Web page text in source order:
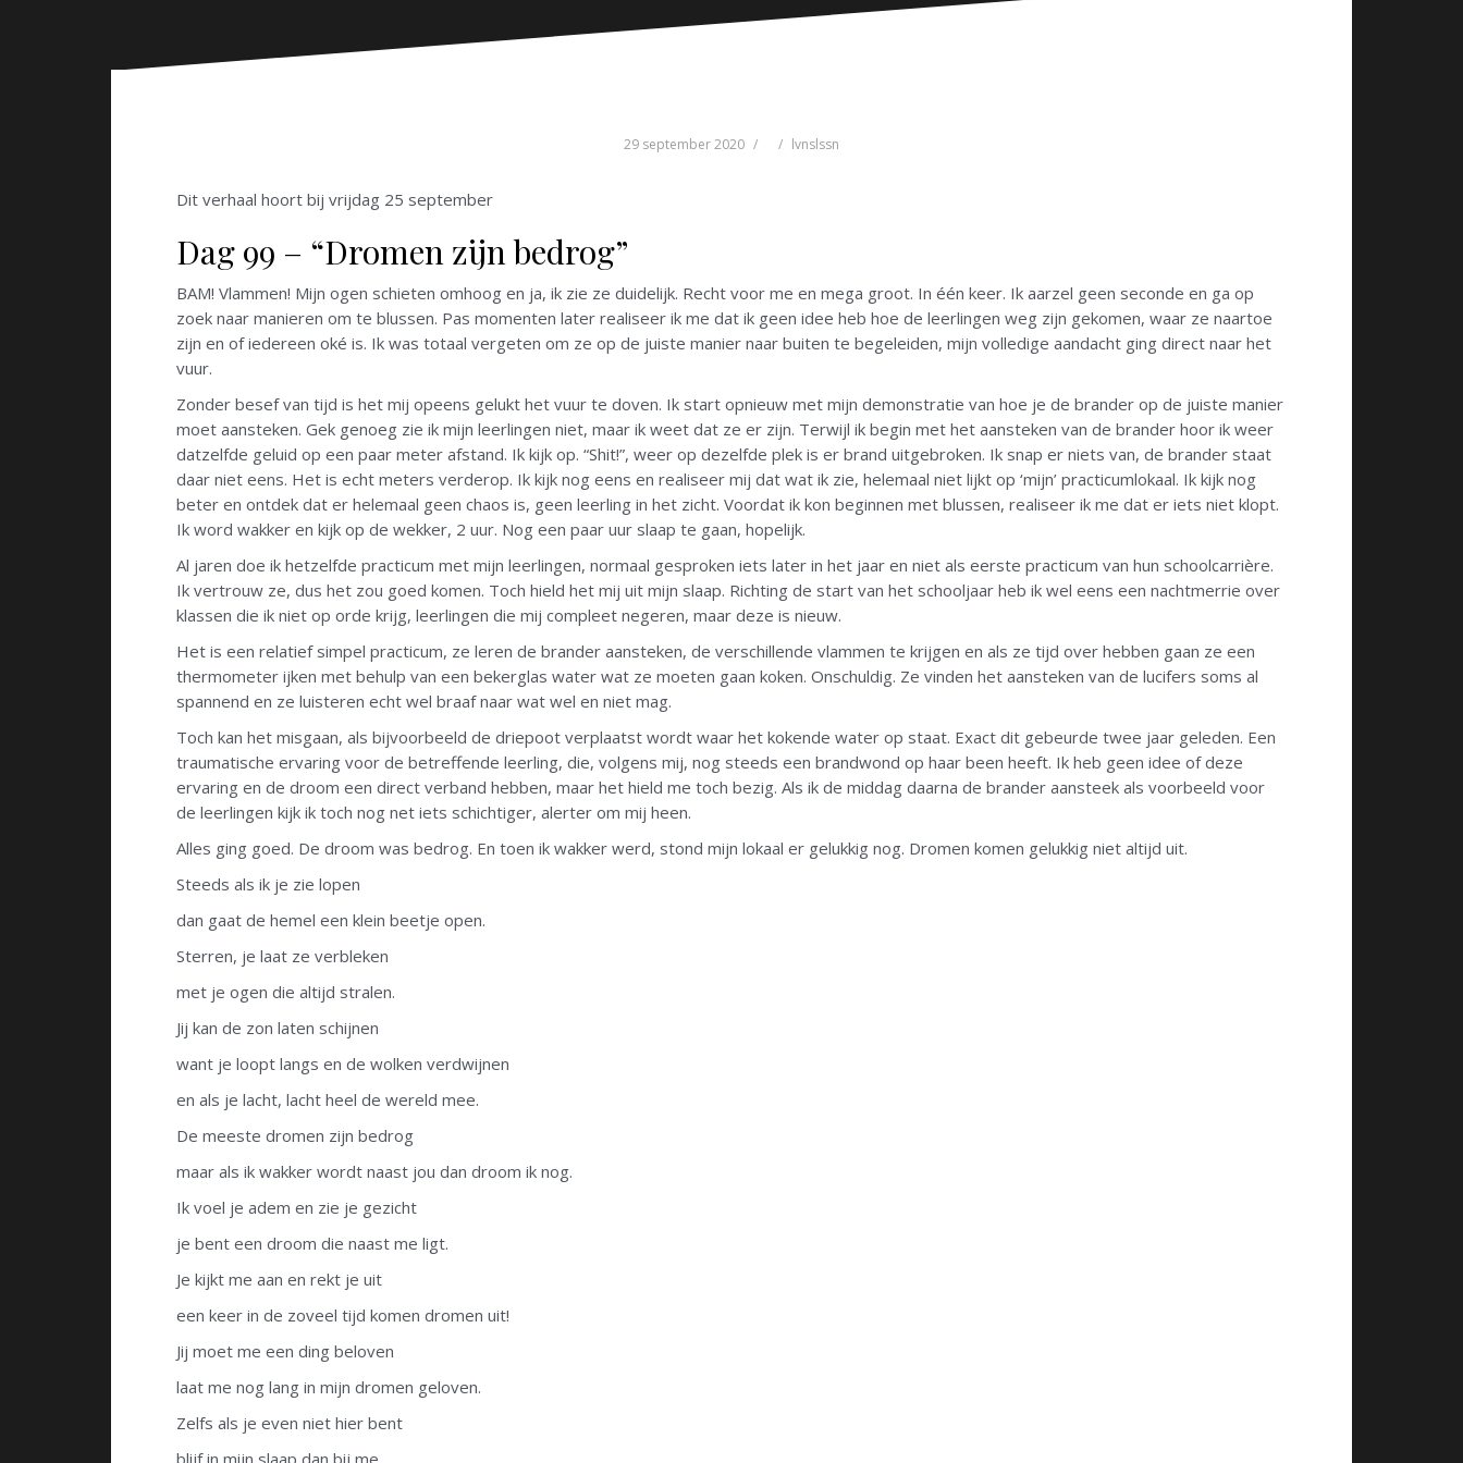
29 september 2020 lvnslssn
Dit verhaal hoort bij vrijdag 25 september
Dag 99 – “Dromen zijn bedrog”
BAM! Vlammen! Mijn ogen schieten omhoog en ja, ik zie ze duidelijk. Recht voor me en mega groot. In één keer. Ik aarzel geen seconde en ga op
zoek naar manieren om te blussen. Pas momenten later realiseer ik me dat ik geen idee heb hoe de leerlingen weg zijn gekomen, waar ze naartoe
zijn en of iedereen oké is. Ik was totaal vergeten om ze op de juiste manier naar buiten te begeleiden, mijn volledige aandacht ging direct naar het
vuur.
Zonder besef van tijd is het mij opeens gelukt het vuur te doven. Ik start opnieuw met mijn demonstratie van hoe je de brander op de juiste manier
moet aansteken. Gek genoeg zie ik mijn leerlingen niet, maar ik weet dat ze er zijn. Terwijl ik begin met het aansteken van de brander hoor ik weer
datzelfde geluid op een paar meter afstand. Ik kijk op. “Shit!”, weer op dezelfde plek is er brand uitgebroken. Ik snap er niets van, de brander staat
daar niet eens. Het is echt meters verderop. Ik kijk nog eens en realiseer mij dat wat ik zie, helemaal niet lijkt op ‘mijn’ practicumlokaal. Ik kijk nog
beter en ontdek dat er helemaal geen chaos is, geen leerling in het zicht. Voordat ik kon beginnen met blussen, realiseer ik me dat er iets niet klopt.
Ik word wakker en kijk op de wekker, 2 uur. Nog een paar uur slaap te gaan, hopelijk.
Al jaren doe ik hetzelfde practicum met mijn leerlingen, normaal gesproken iets later in het jaar en niet als eerste practicum van hun schoolcarrière.
Ik vertrouw ze, dus het zou goed komen. Toch hield het mij uit mijn slaap. Richting de start van het schooljaar heb ik wel eens een nachtmerrie over
klassen die ik niet op orde krijg, leerlingen die mij compleet negeren, maar deze is nieuw.
Het is een relatief simpel practicum, ze leren de brander aansteken, de verschillende vlammen te krijgen en als ze tijd over hebben gaan ze een
thermometer ijken met behulp van een bekerglas water wat ze moeten gaan koken. Onschuldig. Ze vinden het aansteken van de lucifers soms al
spannend en ze luisteren echt wel braaf naar wat wel en niet mag.
Toch kan het misgaan, als bijvoorbeeld de driepoot verplaatst wordt waar het kokende water op staat. Exact dit gebeurde twee jaar geleden. Een
traumatische ervaring voor de betreffende leerling, die, volgens mij, nog steeds een brandwond op haar been heeft. Ik heb geen idee of deze
ervaring en de droom een direct verband hebben, maar het hield me toch bezig. Als ik de middag daarna de brander aansteek als voorbeeld voor
de leerlingen kijk ik toch nog net iets schichtiger, alerter om mij heen.
Alles ging goed. De droom was bedrog. En toen ik wakker werd, stond mijn lokaal er gelukkig nog. Dromen komen gelukkig niet altijd uit.
Steeds als ik je zie lopen
dan gaat de hemel een klein beetje open.
Sterren, je laat ze verbleken
met je ogen die altijd stralen.
Jij kan de zon laten schijnen
want je loopt langs en de wolken verdwijnen
en als je lacht, lacht heel de wereld mee.
De meeste dromen zijn bedrog
maar als ik wakker wordt naast jou dan droom ik nog.
Ik voel je adem en zie je gezicht
je bent een droom die naast me ligt.
Je kijkt me aan en rekt je uit
een keer in de zoveel tijd komen dromen uit!
Jij moet me een ding beloven
laat me nog lang in mijn dromen geloven.
Zelfs als je even niet hier bent